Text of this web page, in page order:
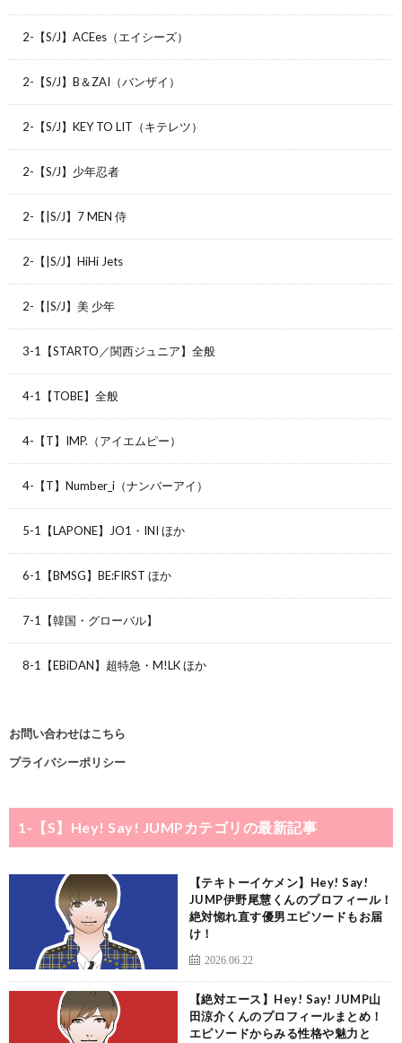
2-【S/J】ACEes（エイシーズ）
2-【S/J】B＆ZAI（バンザイ）
2-【S/J】KEY TO LIT（キテレツ）
2-【S/J】少年忍者
2-【|S/J】7 MEN 侍
2-【|S/J】HiHi Jets
2-【|S/J】美 少年
3-1【STARTO／関西ジュニア】全般
4-1【TOBE】全般
4-【T】IMP.（アイエムピー）
4-【T】Number_i（ナンバーアイ）
5-1【LAPONE】JO1・INI ほか
6-1【BMSG】BE:FIRST ほか
7-1【韓国・グローバル】
8-1【EBiDAN】超特急・M!LK ほか
お問い合わせはこちら
プライバシーポリシー
1-【S】Hey! Say! JUMP カテゴリの最新記事
【テキトーイケメン】Hey! Say!
JUMP伊野尾慧くんのプロフィール！
絶対惚れ直す優男エピソードもお届
け！
2026.06.22
【絶対エース】Hey! Say! JUMP山
田涼介くんのプロフィールまとめ！
エピソードからみる性格や魅力と